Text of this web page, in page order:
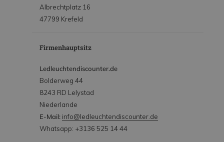
Albrechtplatz 16
47799 Krefeld
Firmenhauptsitz
Ledleuchtendiscounter.de
Bolderweg 44
8243 RD Lelystad
Niederlande
E-Mail: info@ledleuchtendiscounter.de
Whatsapp: +3136 525 14 44